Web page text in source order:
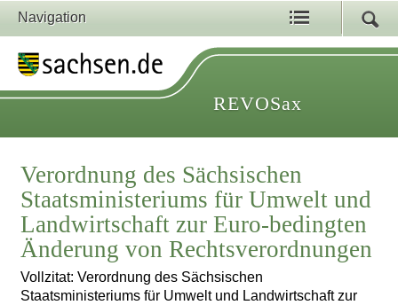
Navigation
REVOSax
Verordnung des Sächsischen
Staatsministeriums für Umwelt und
Landwirtschaft zur Euro-bedingten
Änderung von Rechtsverordnungen
Vollzitat: Verordnung des Sächsischen
Staatsministeriums für Umwelt und Landwirtschaft zur